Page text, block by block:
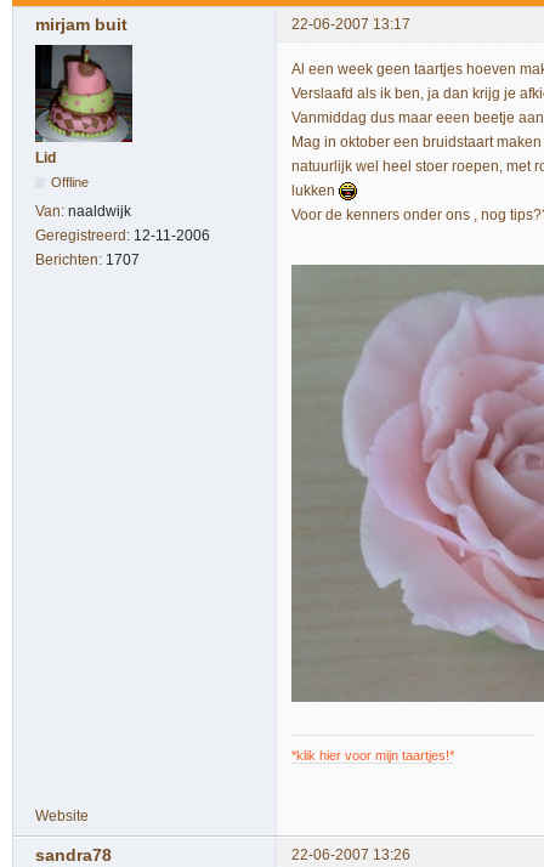
mirjam buit 22-06-2007 13:17
Lid
Offline
Van: naaldwijk
Geregistreerd: 12-11-2006
Berichten: 1707
Al een week geen taartjes hoeven
Verslaafd als ik ben, ja dan krijg je
Vanmiddag dus maar eeen beetje
Mag in oktober een bruidstaart
natuurlijk wel heel stoer roepen, met
lukken
Voor de kenners onder ons , nog
*klik hier voor mijn taartjes!*
Website
sandra78
22-06-2007 13:26